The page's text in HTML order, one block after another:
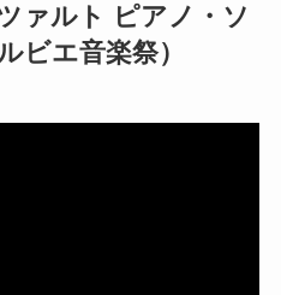
ァルト ピアノ・ソ
ビエ音楽祭）